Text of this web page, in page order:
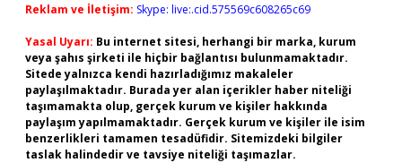
Reklam ve İletişim: Skype: live:.cid.575569c608265c69
Yasal Uyarı: Bu internet sitesi, herhangi bir marka, kurum
veya şahıs şirketi ile hiçbir bağlantısı bulunmamaktadır.
Sitede yalnızca kendi hazırladığımız makaleler
paylaşılmaktadır. Burada yer alan içerikler haber niteliği
taşımamakta olup, gerçek kurum ve kişiler hakkında
paylaşım yapılmamaktadır. Gerçek kurum ve kişiler ile isim
benzerlikleri tamamen tesadüfidir. Sitemizdeki bilgiler
taslak halindedir ve tavsiye niteliği taşımazlar.